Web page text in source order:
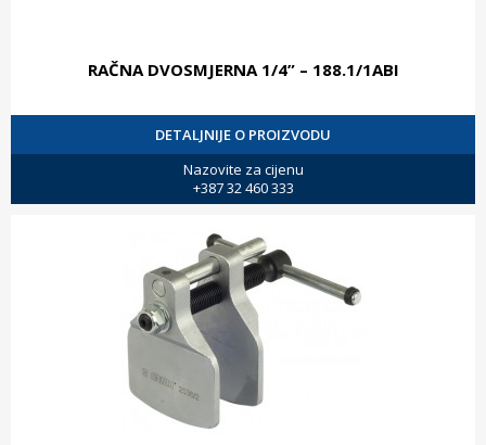
RAČNA DVOSMJERNA 1/4” – 188.1/1ABI
DETALJNIJE O PROIZVODU
Nazovite za cijenu
+387 32 460 333